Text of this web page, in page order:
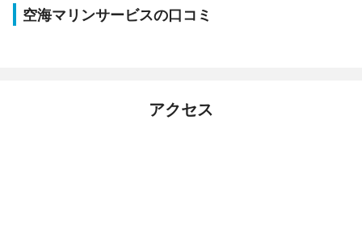
空海マリンサービスの口コミ
アクセス